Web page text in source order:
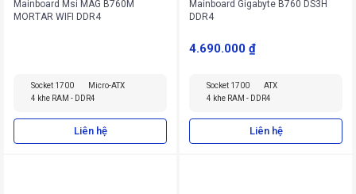
Mainboard Msi MAG B760M
MORTAR WIFI DDR4
Socket 1700
Micro-ATX
4 khe RAM - DDR4
Liên hệ
Mainboard Gigabyte B760 DS3H
DDR4
4.690.000 ₫
Socket 1700
ATX
4 khe RAM - DDR4
Liên hệ